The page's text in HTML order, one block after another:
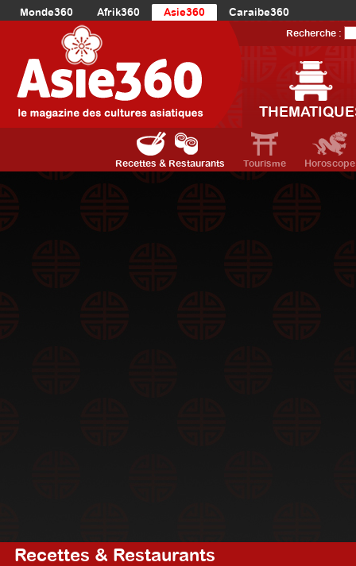
Monde360 Afrik360 Asie360
Caraibe360
Europe360
AmériqueDuNord360
Océanie360
Recherche :
Recettes & Restaurants Tourisme Horoscope
Recettes & Restaurants